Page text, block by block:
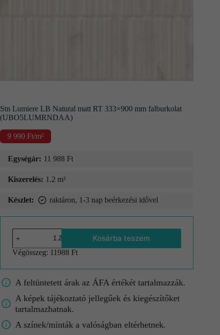
Stn Lumiere LB Natural matt RT 333×900 mm falburkolat
(UBO5LUMRNDAA)
9 990 Ft/m²
Egységár: 11 988 Ft
Kiszerelés: 1.2 m²
Készlet: raktáron, 1-3 nap beérkezési idővel
Kosárba teszem
Végösszeg: 11988 Ft
A feltüntetett árak az ÁFA értékét tartalmazzák.
A képek tájékoztató jellegűek és kiegészítőket
tartalmazhatnak.
A színek/minták a valóságban eltérhetnek.